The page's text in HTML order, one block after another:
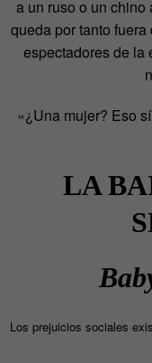
a un ruso o un chino
queda por tanto
espectadores de la
«¿Una mujer? Eso
LA
Los prejuicios sociales